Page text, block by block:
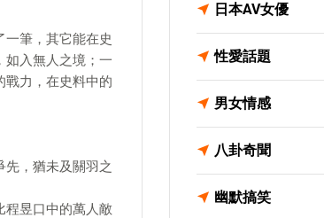
筆，其它能在史
如入無人之境；一
戰力，在史料中的
，猶未及關羽之
程昱口中的萬人敵
日本AV女優
性愛話題
男女情感
八卦奇聞
幽默搞笑